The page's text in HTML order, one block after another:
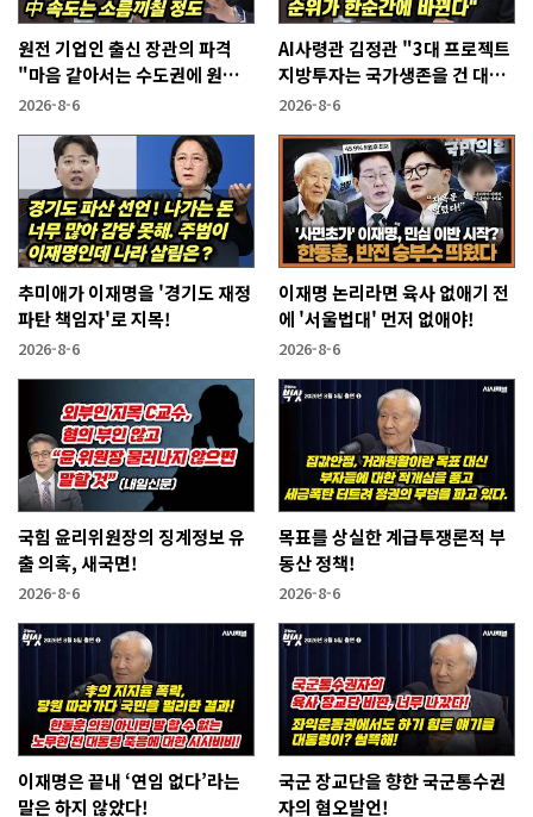
원전 기업인 출신 장관의 파격
"마음 같아서는 수도권에 원전
짓고싶다"
2026-8-6
AI사령관 김정관 "3대 프로젝트
지방투자는 국가생존을 건 대전
략"
2026-8-6
추미애가 이재명을 '경기도 재정
파탄 책임자'로 지목!
2026-8-6
이재명 논리라면 육사 없애기 전
에 '서울법대' 먼저 없애야!
2026-8-6
국힘 윤리위원장의 징계정보 유
출 의혹, 새국면!
2026-8-6
목표를 상실한 계급투쟁론적 부
동산 정책!
2026-8-6
이재명은 끝내 ‘연임 없다’라는
말은 하지 않았다!
국군 장교단을 향한 국군통수권
자의 혐오발언!